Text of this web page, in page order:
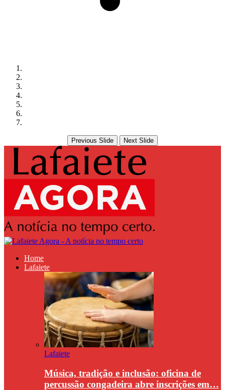
Previous Slide Next Slide
Home
Lafaiete
Lafaiete
Música, tradição e inclusão: oficina de
percussão congadeira abre inscrições em…